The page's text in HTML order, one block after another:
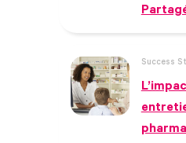
Success